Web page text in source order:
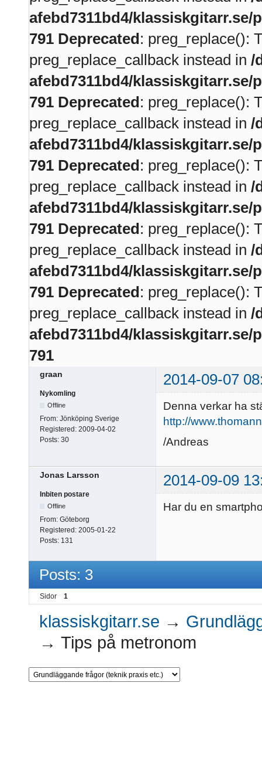
afebd7311bd4/
791 Deprecated: preg_replace():
preg_replace_callback instead in /
afebd7311bd4/
791 Deprecated: preg_replace():
preg_replace_callback instead in /
afebd7311bd4/
791 Deprecated: preg_replace():
preg_replace_callback instead in /
afebd7311bd4/
791 Deprecated: preg_replace():
preg_replace_callback instead in /
afebd7311bd4/
791 Deprecated: preg_replace():
preg_replace_callback instead in /
afebd7311bd4/
791
graan 2014-09-07
Nykomling
Offline
From: Jönköping Sverige
Registered: 2009-04-02
Posts: 30
Denna verkar ha
http://
/Andreas
Jonas Larsson 2014-09-09
Inbiten postare
Offline
From: Göteborg
Registered: 2005-01-22
Posts: 131
Har du en
Posts: 3
Sidor 1
klassiskgitarr.se →
→Tips på metronom